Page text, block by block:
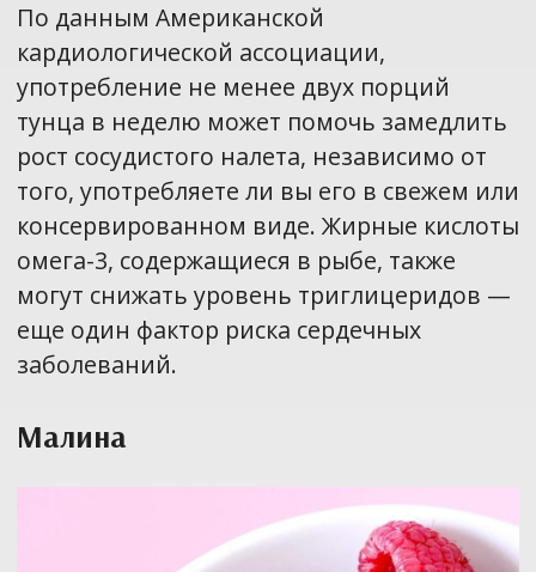
По данным Американской
кардиологической ассоциации,
употребление не менее двух порций
тунца в неделю может помочь замедлить
рост сосудистого налета, независимо от
того, употребляете ли вы его в свежем или
консервированном виде. Жирные кислоты
омега-3, содержащиеся в рыбе, также
могут снижать уровень триглицеридов —
еще один фактор риска сердечных
заболеваний.
Малина